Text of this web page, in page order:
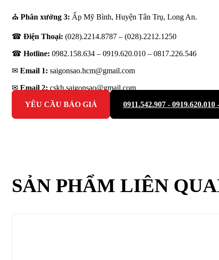
⛪ Phân xưởng 3: Ấp Mỹ Bình, Huyện Tân Trụ, Long An.
☎ Điện Thoại: (028).2214.8787 – (028).2212.1250
☎ Hotline: 0982.158.634 – 0919.620.010 – 0817.226.546
✉ Email 1: saigonsao.hcm@gmail.com
✉ Email 2: cskh.saigonsao@gmail.com
YÊU CẦU BÁO GIÁ
0911.542.907 - 0919.620.010
SẢN PHẨM LIÊN